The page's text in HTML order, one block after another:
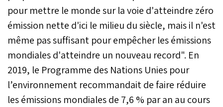
pour mettre le monde sur la voie d'atteindre zéro
émission nette d'ici le milieu du siècle, mais il n'est
même pas suffisant pour empêcher les émissions
mondiales d'atteindre un nouveau record". En
2019, le Programme des Nations Unies pour
l’environnement recommandait de faire réduire
les émissions mondiales de 7,6 % par an au cours